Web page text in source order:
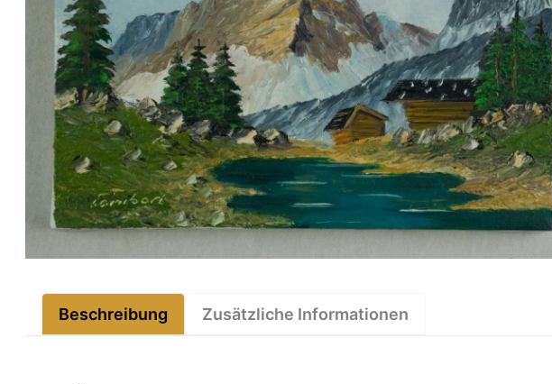
Beschreibung Zusätzliche Informationen